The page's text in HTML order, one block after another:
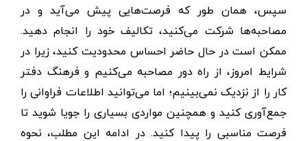
سپس، همان ‌طور که فرصت‌هایی پیش می‌آید و در
مصاحبه‌ها شرکت می‌کنید، تکالیف خود را انجام دهید.
ممکن است در حال حاضر احساس محدودیت کنید، زیرا در
شرایط امروز، از راه دور مصاحبه می‌کنیم و فرهنگ دفتر
کار را از نزدیک نمی‌بینیم؛ اما می‌توانید اطلاعات فراوانی را
جمع‌آوری کنید و همچنین مواردی بسیاری را جویا شوید تا
فرصت مناسبی را پیدا کنید. در ادامه این مطلب، نحوه